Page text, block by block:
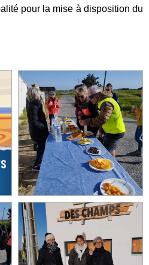
pour la mise à disposition du